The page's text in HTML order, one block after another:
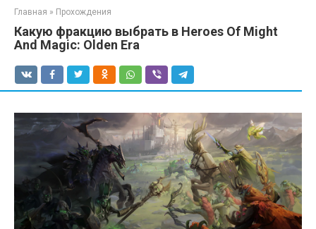
Главная » Прохождения
Какую фракцию выбрать в Heroes Of Might
And Magic: Olden Era